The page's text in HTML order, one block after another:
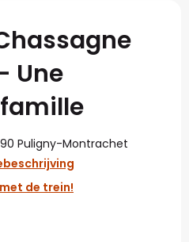
Une
Puligny-Montrachet
de trein!